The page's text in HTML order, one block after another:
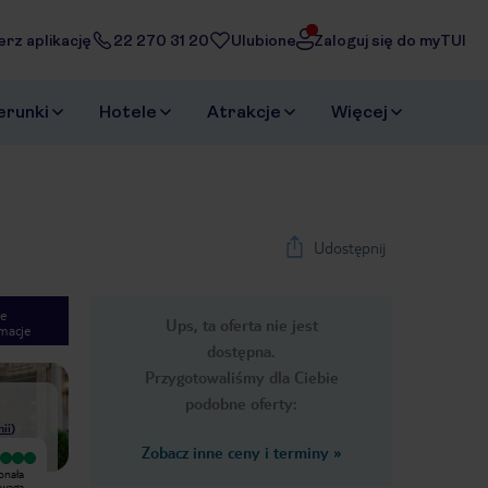
aplikację 22 270 31 20 Ulubione Zaloguj się do myTUI
Hotele Atrakcje Więcej
Udostępnij
Ups, ta oferta nie jest
dostępna.
Przygotowaliśmy dla Ciebie
podobne oferty:
Zobacz inne ceny i terminy »
Next slide
1/20
)